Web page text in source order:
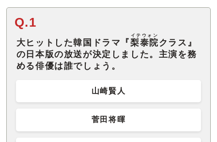
Q.1
大ヒットした韓国ドラマ『梨泰院
イテウォン
クラス』
の日本版の放送が決定しました。主演を務
める俳優は誰でしょう。
山崎賢人
菅田将暉